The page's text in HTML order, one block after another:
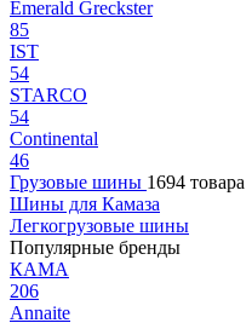
Emerald Greckster
85
IST
54
STARCO
54
Continental
46
Грузовые шины 1694 товара
Шины для Камаза
Легкогрузовые шины
Популярные бренды
КАМА
206
Annaite